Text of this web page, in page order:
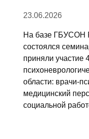
23.06.2026
На базе ГБУСОН
состоялся
приняли участие
области: врачи-
медицинский
социальной